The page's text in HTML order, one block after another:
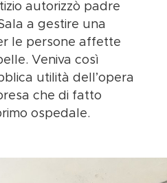
autorizzò padre
a gestire una
le persone affette
Veniva così
utilità dell’opera
che di fatto
ospedale.